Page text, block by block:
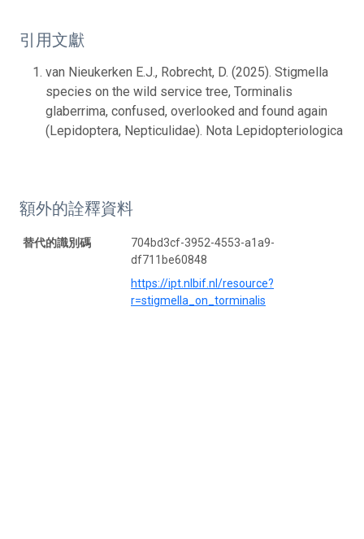
引用文獻
van Nieukerken E.J., Robrecht, D. (2025). Stigmella
species on the wild service tree, Torminalis
glaberrima, confused, overlooked and found again
(Lepidoptera, Nepticulidae). Nota Lepidopteriologica
額外的詮釋資料
替代的識別碼
704bd3cf-3952-4553-a1a9-
df711be60848
https://ipt.nlbif.nl/resource?
r=stigmella_on_torminalis